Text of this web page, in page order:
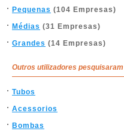
Pequenas (104 Empresas)
Médias (31 Empresas)
Grandes (14 Empresas)
Outros utilizadores pesquisaram
Tubos
Acessorios
Bombas